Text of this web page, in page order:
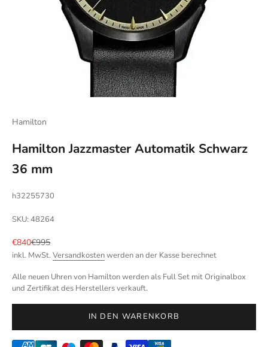
Hamilton
Hamilton Jazzmaster Automatik Schwarz
36 mm
h32255730
SKU: 48264
Angebot
€840Regulärer Preis
€995
inkl. MwSt. Versandkostenwerden an der Kasse berechnet
Alle neuen Uhren von Hamilton werden als Full Set mit Originalbox
und Zertifikat des Herstellers verkauft.
IN DEN WARENKORB